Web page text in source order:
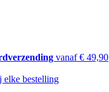
vanaf € 49,90
elke bestelling